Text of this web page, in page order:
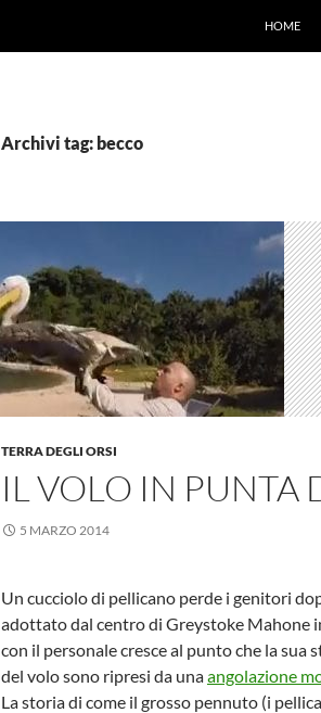
HOME
Archivi tag: becco
TERRA DEGLI ORSI
IL VOLO IN PUNTA
5 MARZO 2014
Un cucciolo di pellicano perde i genitori
adottato dal centro di Greystoke Mahone
con il personale cresce al punto che la sua
del volo sono ripresi da unaangolazione
La storia di come il grosso pennuto (i